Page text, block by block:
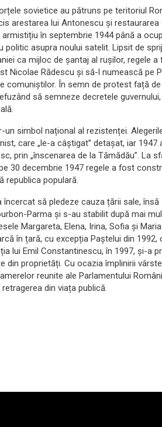
sovietice au pătruns pe teritoriul
arestarea lui Antonescu și restaurarea
în septembrie 1944 până a
asupra noului satelit. Lipsit de
ca mijloc de șantaj al rușilor, regele
Nicolae Rădescu și să-l numească pe
comuniștilor. În semn de protest față
să semneze decretele
simbol național al rezistenței.
care „le-a câștigat” detașat, iar 1947
prin „înscenarea de la Tămădău”. La
30 decembrie 1947 regele a fost
republica populară.
încercat să pledeze cauza țării sale,
Parma și s-au stabilit după mai
Margareta, Elena, Irina, Sofia și
în țară, cu excepția Paștelui din
lui Emil Constantinescu, în 1997, și-a
din proprietăți. Cu ocazia împlinirii
reunite ale Parlamentului
din viața publică.